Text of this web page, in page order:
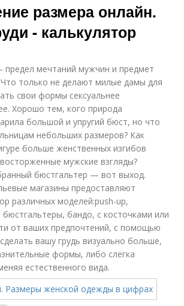
размера онлайн.
- калькулятор
предел мечтаний мужчин и предмет
только не делают милые дамы для
свои формы сексуальнее
Хорошо тем, кого природа
большой и упругий бюст, но что
небольших размеров? Как
больше женственных изгибов
мужские взгляды?
бюстгальтер — вот выход.
магазины предоставляют
различных моделей:push-up,
бюстгальтеры, бандо, с косточками или
от ваших предпочтений, с помощью
вашу грудь визуально больше,
формы, либо слегка
естественного вида.